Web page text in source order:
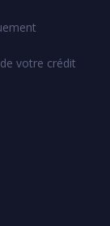
votre crédit